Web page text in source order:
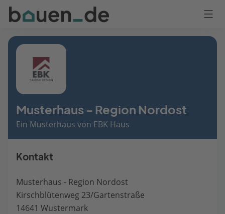
Bauen
Logo
Anmelden
Musterhaus - Region Nordost
Ein Musterhaus von EBK Haus
Kontakt
Musterhaus - Region Nordost
Kirschblütenweg 23/Gartenstraße
14641 Wustermark